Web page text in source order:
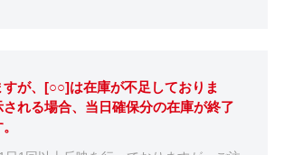
すが、[○○]は在庫が不足しておりま
れる場合、当日確保分の在庫が終了